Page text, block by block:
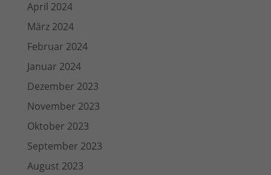
April 2024
März 2024
Februar 2024
Januar 2024
Dezember 2023
November 2023
Oktober 2023
September 2023
August 2023